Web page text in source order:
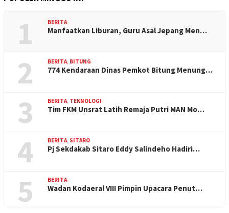
1 BERITA
Manfaatkan Liburan, Guru Asal Jepang Men…
2 BERITA, BITUNG
774 Kendaraan Dinas Pemkot Bitung Menung…
3 BERITA, TEKNOLOGI
Tim FKM Unsrat Latih Remaja Putri MAN Mo…
4 BERITA, SITARO
Pj Sekdakab Sitaro Eddy Salindeho Hadiri…
5 BERITA
Wadan Kodaeral VIII Pimpin Upacara Penut…